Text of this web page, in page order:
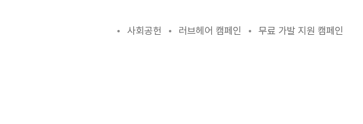
사회공헌 러브헤어 캠페인 무료 가발 지원 캠페인